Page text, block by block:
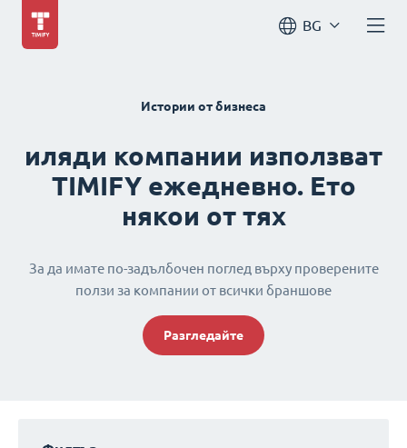
BG
Истории от бизнеса
иляди компании използват
TIMIFY ежедневно. Ето
някои от тях
За да имате по-задълбочен поглед върху проверените
ползи за компании от всички браншове
Разгледайте